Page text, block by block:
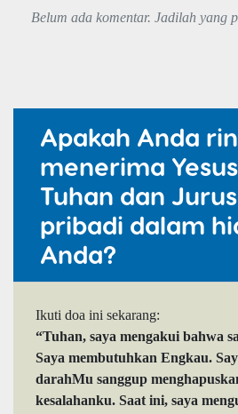
Belum ada komentar. Jadilah yang
Apakah Anda
menerima
Tuhan dan
pribadi dalam
Anda?
Ikuti doa ini sekarang:
“Tuhan, saya mengakui bahwa
Saya membutuhkan Engkau.
darahMu sanggup
kesalahanku. Saat ini, saya